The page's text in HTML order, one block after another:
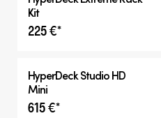
Kit
225 €*
HyperDeck Studio HD
Mini
615 €*